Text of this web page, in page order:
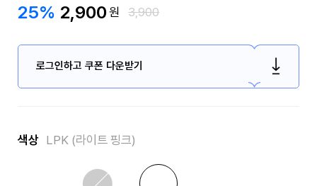
25% 2,900원 3,900
로그인하고 쿠폰 다운받기
색상 LPK (라이트 핑크)